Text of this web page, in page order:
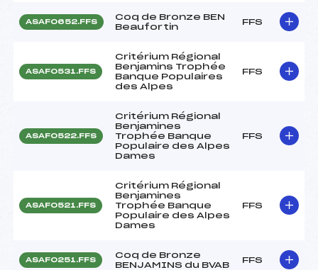
ASAF0652.FFS
Coq de Bronze BEN
Beaufortin
FFS
ASAF0531.FFS
Critérium Régional
Benjamins Trophée
Banque Populaires
des Alpes
FFS
ASAF0522.FFS
Critérium Régional
Benjamines
Trophée Banque
Populaire des Alpes
Dames
FFS
ASAF0521.FFS
Critérium Régional
Benjamines
Trophée Banque
Populaire des Alpes
Dames
FFS
ASAF0251.FFS
Coq de Bronze
BENJAMINS du BVAB
FFS